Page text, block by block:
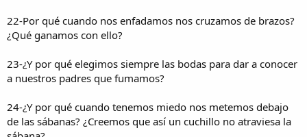
22-Por qué cuando nos enfadamos nos cruzamos de brazos?
¿Qué ganamos con ello?
23-¿Y por qué elegimos siempre las bodas para dar a conocer
a nuestros padres que fumamos?
24-¿Y por qué cuando tenemos miedo nos metemos debajo
de las sábanas? ¿Creemos que así un cuchillo no atraviesa la